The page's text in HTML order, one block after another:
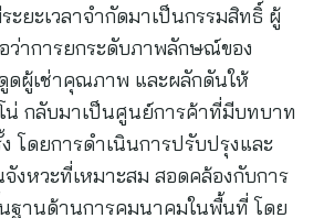
ะยะเวลาจำกัดมาเป็นกรรมสิทธิ์ ผู้
ว่าการยกระดับภาพลักษณ์ของ
ดผู้เช่าคุณภาพ และผลักดันให้
น่ กลับมาเป็นศูนย์การค้าที่มีบทบาท
โดยการดำเนินการปรับปรุงและ
งหวะที่เหมาะสม สอดคล้องกับการ
ฐานด้านการคมนาคมในพื้นที่ โดย